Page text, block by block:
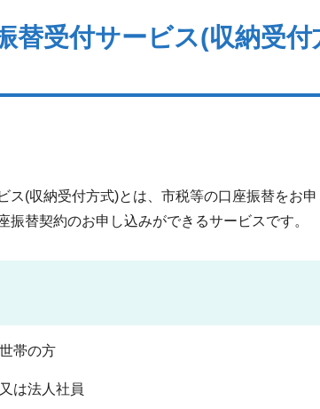
替受付サービス(収納受付
ス(収納受付方式)とは、市税等の口座振替をお
振替契約のお申し込みができるサービスです。
帯の方
は法人社員